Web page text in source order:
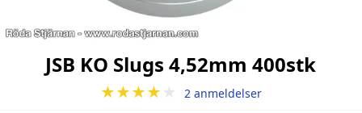
JSB KO Slugs 4,52mm 400stk
★★★★ ★ 2 anmeldelser